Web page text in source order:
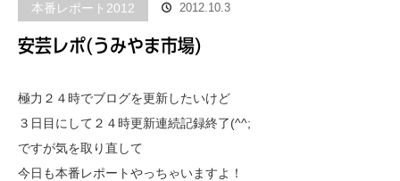
本番レポート2012 2012.10.3
安芸レポ(うみやま市場)
極力２４時でブログを更新したいけど
３日目にして２４時更新連続記録終了(^^;
ですが気を取り直して
今日も本番レポートやっちゃいますよ！